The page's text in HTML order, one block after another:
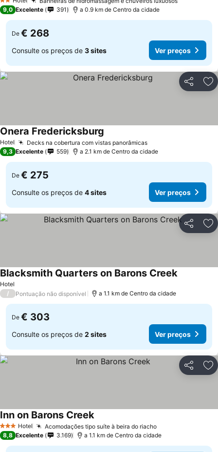
2 Estrelas
9,0 Excelente 391 a 0.9 km de Centro da cidade
De € 268
Consulte os preços de 3 sites Ver preços
Partilhar
Hotel Decks na cobertura com vistas panorâmicas
Onera Fredericksburg
9,3 Excelente 559 a 2.1 km de Centro da cidade
De € 275
Consulte os preços de 4 sites Ver preços
Partilhar
Hotel
Blacksmith Quarters on Barons Creek
/ Pontuação não disponível a 1.1 km de Centro da cidade
De € 303
Consulte os preços de 2 sites Ver preços
Partilhar
3 EstrelasHotel Acomodações tipo suíte à beira do riacho
Inn on Barons Creek
8,8 Excelente 3.169 a 1.1 km de Centro da cidade